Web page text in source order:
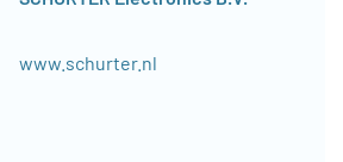
www.schurter.nl